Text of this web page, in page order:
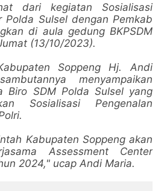
dari kegiatan Sosialisasi
Polda Sulsel dengan Pemkab
di aula gedung BKPSDM
(13/10/2023).
Soppeng Hj. Andi
menyampaikan
Biro SDM Polda Sulsel yang
Sosialisasi Pengenalan
Kabupaten Soppeng akan
Assessment Center
2024," ucap Andi Maria.